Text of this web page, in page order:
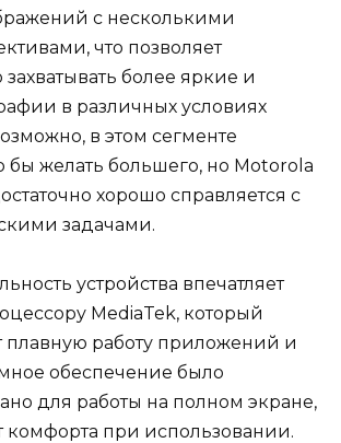
с несколькими
что позволяет
более яркие и
в различных условиях
в этом сегменте
бы желать большего, но Motorola
хорошо справляется с
задачами.
устройства впечатляет
MediaTek, который
плавную работу приложений и
обеспечение было
для работы на полном экране,
комфорта при использовании.